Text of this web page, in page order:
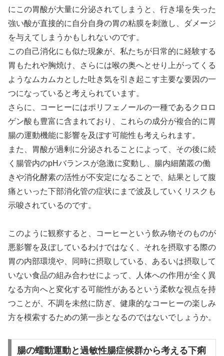
にこの胃酸が大量に分泌されてしまうと、行き場を失った
強い酸が直接的に自分自身の胃の粘膜を刺激し、ダメージ
を与えてしまうかもしれないのです。
この自己消化にも似た現象が、私たちが日常的に経験する
胃もたれや胸焼け、さらには喉の奥へとせり上がってくる
ようなムカムカとした吐き気を引き起こす主要な要因の一
つになっていると考えられています。
さらに、コーヒーにはポリフェノールの一種であるクロロ
ゲン酸も豊富に含まれており、これらの成分が複合的に胃
腸の運動機能に影響を及ぼす可能性も考えられます。
また、胃酸が過剰に分泌されることによって、その後に続
く腸管内のpHバランスが急激に変動し、腸内細菌叢の働
きや消化酵素の活性が不安定になることで、結果として腹
痛といった下部消化管の症状にまで波及していくリスクも
示唆されているのです。
このように観察すると、コーヒーという飲み物そのものが
悪影響を及ぼしているわけではなく、それを摂取する際の
胃の内部環境や、同時に摂取している、あるいは摂取して
いない食品の組み合わせによって、人体への作用が全く異
なる方向へと変化する可能性があるという柔軟な視点を持
つことが、不調を未然に防ぎ、健康的なコーヒーの楽しみ
方を模索するための第一歩となるのではないでしょうか。
腸の蠕動運動と過敏性腸症候群から考える下痢